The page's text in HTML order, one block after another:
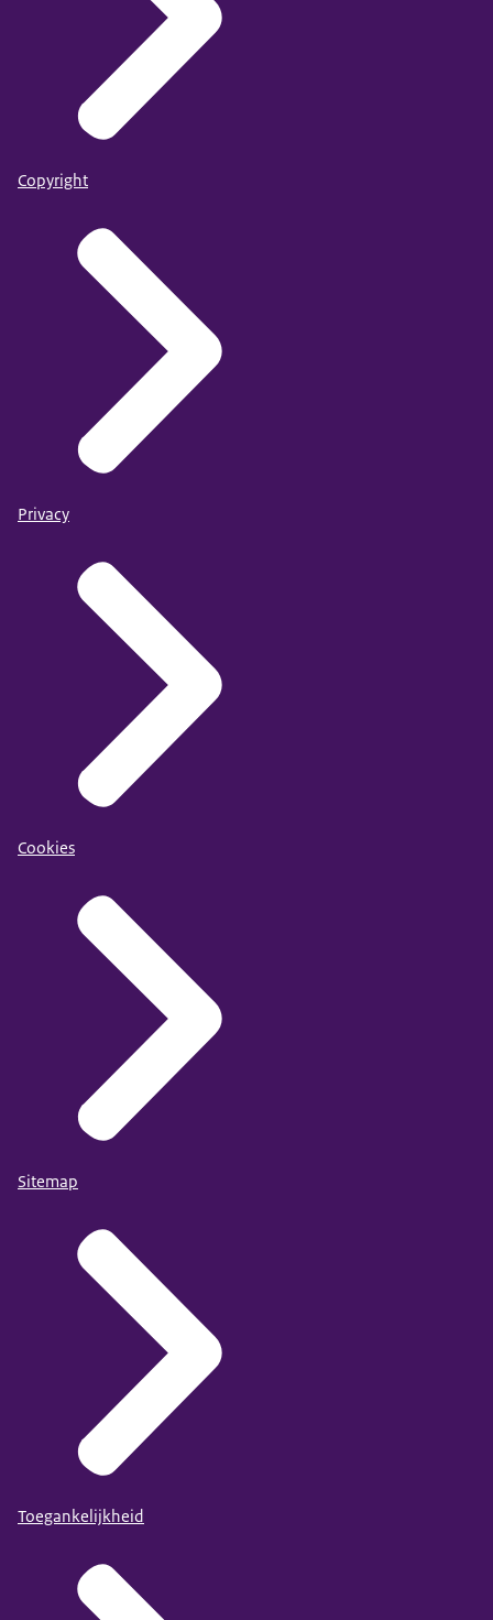
Copyright
Privacy
Cookies
Sitemap
Toegankelijkheid